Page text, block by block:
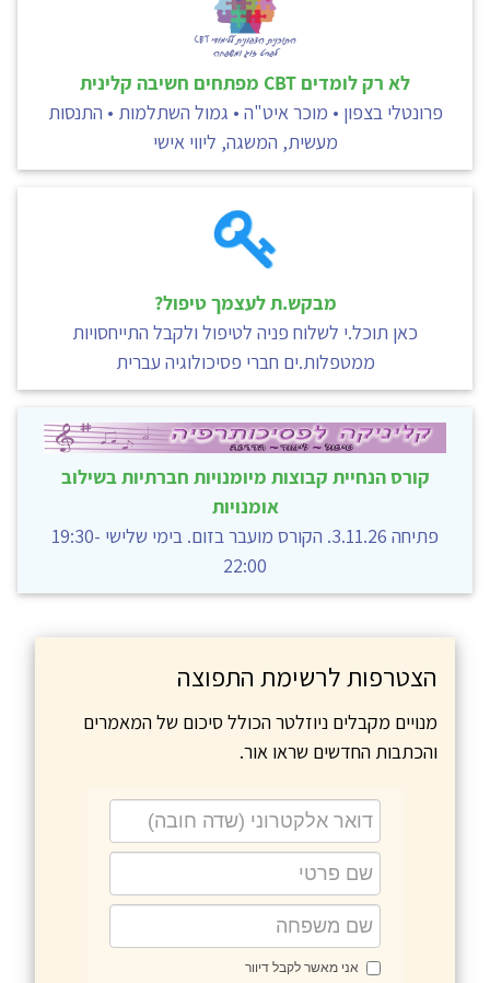
לא רק לומדים CBT מפתחים חשיבה קלינית
פרונטלי בצפון • מוכר איט"ה • גמול השתלמות • התנסות
מעשית, המשגה, ליווי אישי
מבקש.ת לעצמך טיפול?
כאן תוכל.י לשלוח פניה לטיפול ולקבל התייחסויות
ממטפלות.ים חברי פסיכולוגיה עברית
קורס הנחיית קבוצות מיומנויות חברתיות בשילוב
אומנויות
פתיחה 3.11.26. הקורס מועבר בזום. בימי שלישי 19:30-
22:00
הצטרפות לרשימת התפוצה
מנויים מקבלים ניוזלטר הכולל סיכום של המאמרים
והכתבות החדשים שראו אור.
אני מאשר לקבל דיוור